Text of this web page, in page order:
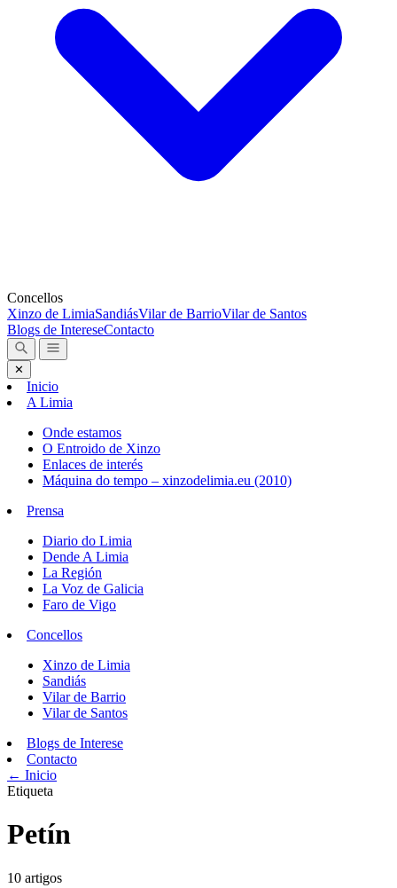
Concellos
Xinzo de LimiaSandiásVilar de BarrioVilar de Santos
Blogs de IntereseContacto
✕
Inicio
A Limia
Onde estamos
O Entroido de Xinzo
Enlaces de interés
Máquina do tempo – xinzodelimia.eu (2010)
Prensa
Diario do Limia
Dende A Limia
La Región
La Voz de Galicia
Faro de Vigo
Concellos
Xinzo de Limia
Sandiás
Vilar de Barrio
Vilar de Santos
Blogs de Interese
Contacto
← Inicio
Etiqueta
Petín
10 artigos